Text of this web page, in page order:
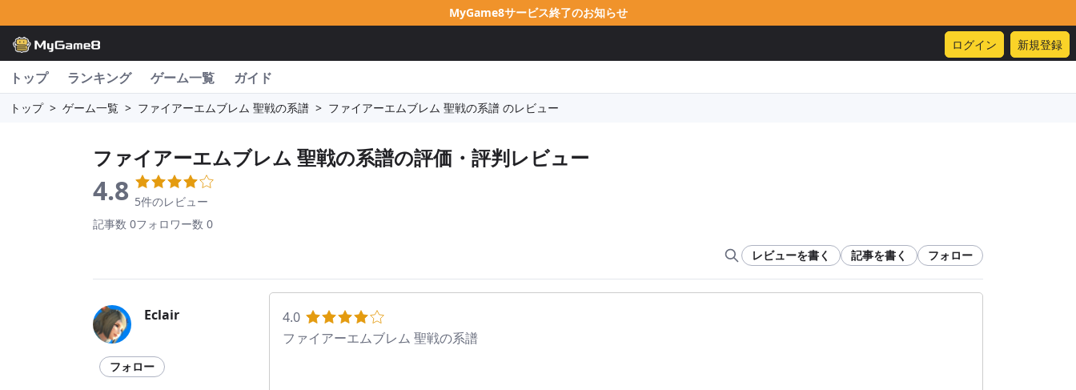
MyGame8サービス終了のお知らせ
ログイン 新規登録
トップ ランキング ゲーム一覧 ガイド
トップ > ゲーム一覧 > ファイアーエムブレム 聖戦の系譜 > ファイアーエムブレム 聖戦の系譜 のレビュー
ファイアーエムブレム 聖戦の系譜の評価・評判レビュー
4.8 5件のレビュー
記事数 0フォロワー数 0
レビューを書く 記事を書く フォロー
4.0
ファイアーエムブレム 聖戦の系譜
Eclair
フォロー